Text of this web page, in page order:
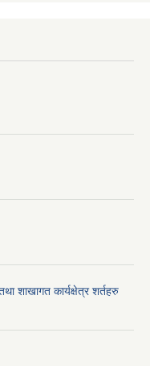
शाखागत कार्यक्षेत्र शर्तहरु